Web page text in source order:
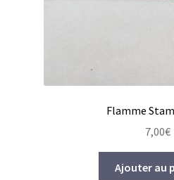
Flamme
7,00€
Ajouter au